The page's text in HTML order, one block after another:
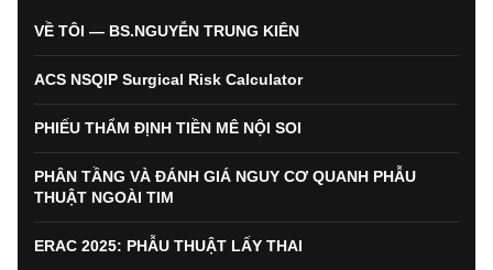
VỀ TÔI — BS.NGUYỄN TRUNG KIÊN
ACS NSQIP Surgical Risk Calculator
PHIẾU THẨM ĐỊNH TIỀN MÊ NỘI SOI
PHÂN TẦNG VÀ ĐÁNH GIÁ NGUY CƠ QUANH PHẪU
THUẬT NGOÀI TIM
ERAC 2025: PHẪU THUẬT LẤY THAI